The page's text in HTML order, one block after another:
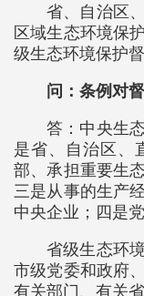
省、自治区
区域生态环境保
级生态环境保护督
问：条例对
答：中央生
是省、自治区、
部、承担重要生
三是从事的生产
中央企业；四是
省级生态环
市级党委和政府
有关部门、有关省